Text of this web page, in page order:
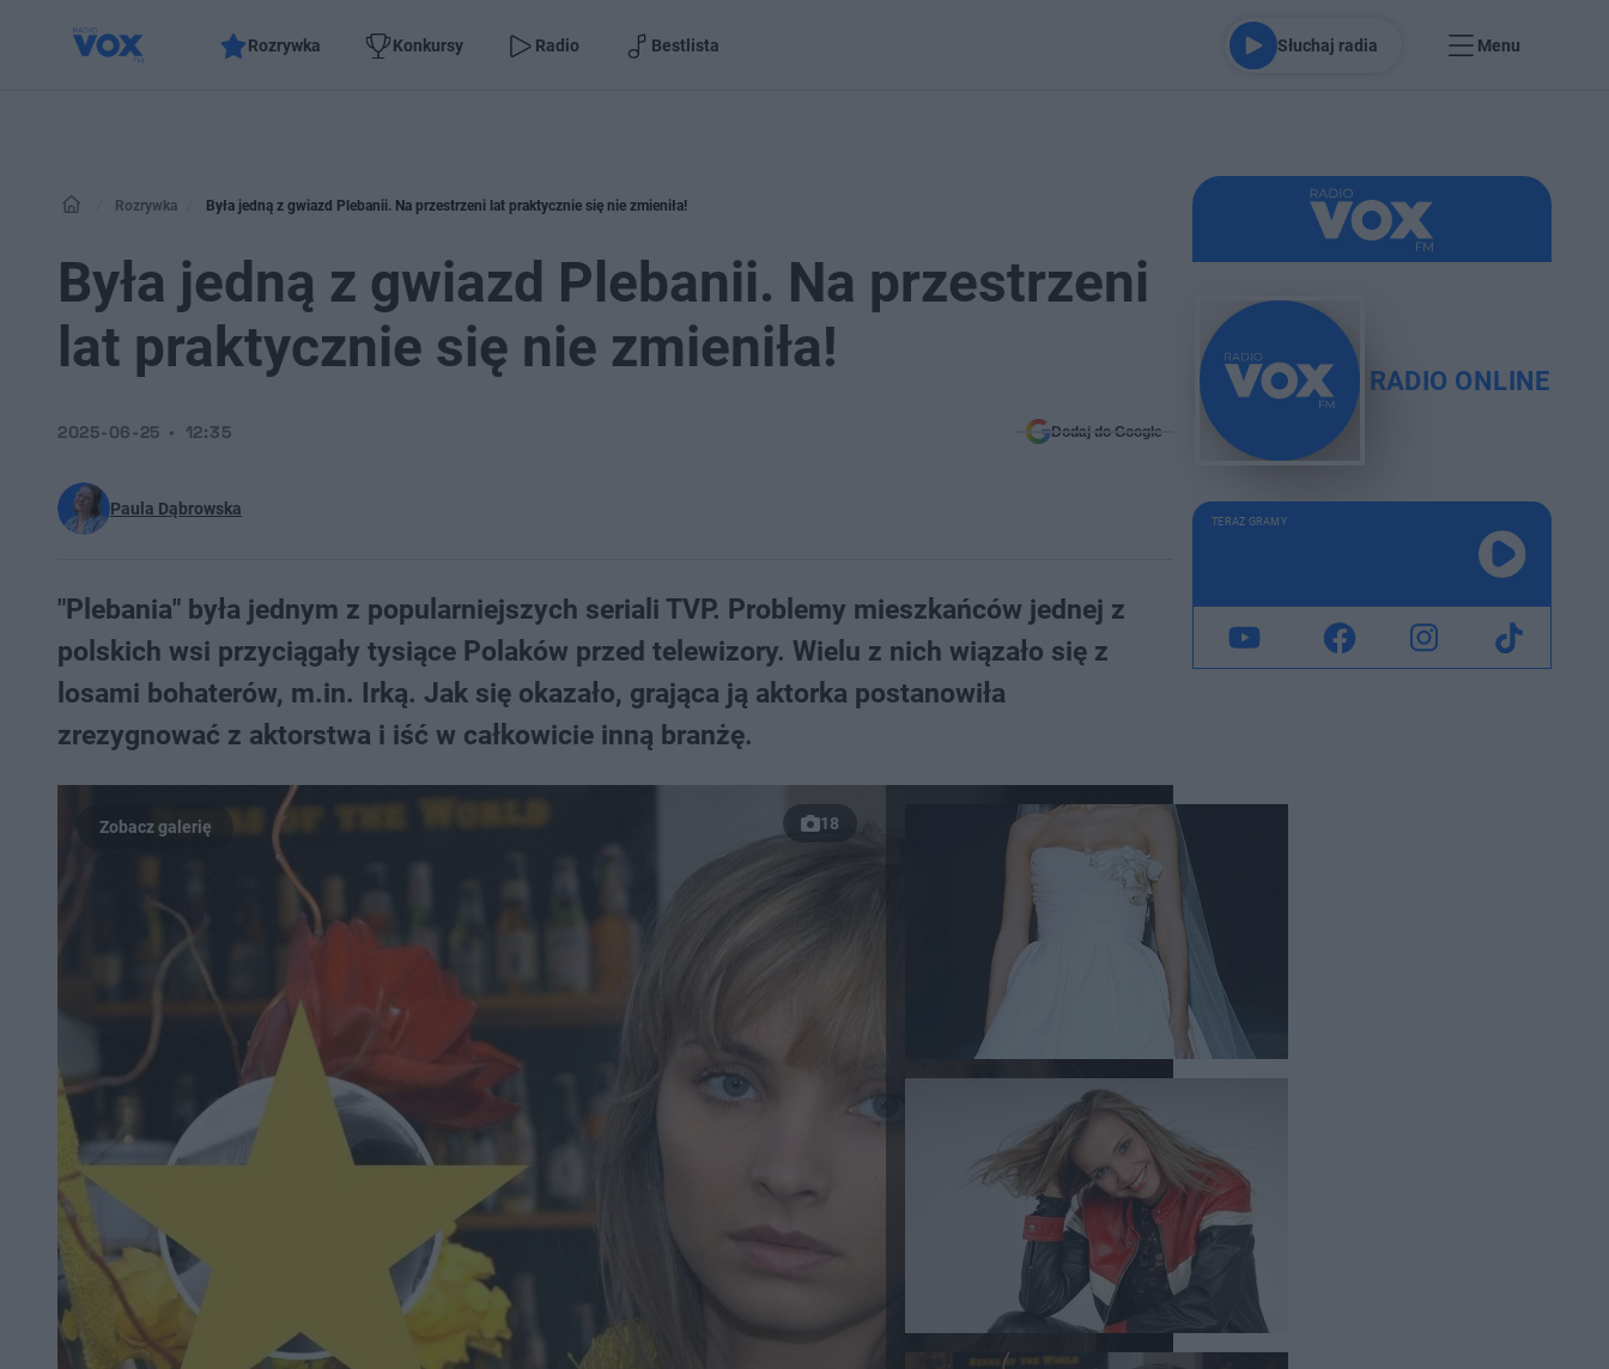
Rozrywka Konkursy Radio Bestlista Słuchaj radia Menu
Rozrywka Była jedną z gwiazd Plebanii. Na przestrzeni lat praktycznie się nie zmieniła!
Była jedną z gwiazd Plebanii. Na przestrzeni
lat praktycznie się nie zmieniła!
Paula Dąbrowska
2025-06-25 12:35 Dodaj do Google
"Plebania" była jednym z popularniejszych seriali TVP. Problemy mieszkańców jednej z
polskich wsi przyciągały tysiące Polaków przed telewizory. Wielu z nich wiązało się z
losami bohaterów, m.in. Irką. Jak się okazało, grająca ją aktorka postanowiła
zrezygnować z aktorstwa i iść w całkowicie inną branżę.
18
RADIO ONLINE
TERAZ GRAMY